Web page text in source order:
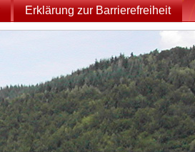
Erklärung zur Barrierefreiheit